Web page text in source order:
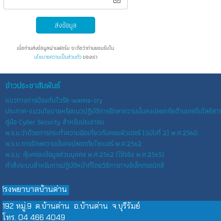
ส่งข้อมูล
เมื่อท่านส่งข้อมูลผ่านฟอร์ม จะถือว่าท่านยอมรับใน
นโยบายความเป็นส่วนตัวของเรา
ข่าวประชาสัมพันธ์
แนวทางการป้องกันไวรัส-wanna-cry
ประกาศ-แนวนโยบายหรือแนวปฏิบัติการรักษาความมั่นคงปลอดภัยด้านเทคโนโลยีสา
คู่มือ Cyber Security สำหรับประชาชน
พ.ร.บ.ว่าด้วยการกระทำความผิดเกี่ยวกับคอมพิวเตอร์ (ฉบับที่ 2) พ.ศ.2560
พ.ร.บ.การรักษความมั่นคงปลอดภัยไซเบอร์ พ.ศ.2562
พ.ร.บ. คุ้มครองข้อมูลส่วนบุคคล พ.ศ.2562 (ใช้จริง พ.ศ.2565)
คำสั่งระบบสำหรับการปฏิบัติหน้าที่โดยวิธีการทางอิเล็กทรอนิกส์
โรงพยาบาลบ้านด่าน
192 หมู่.9 ต.บ้านด่าน อ.บ้านด่าน จ.บุรีรัมย์
โทร. 04 466 4049